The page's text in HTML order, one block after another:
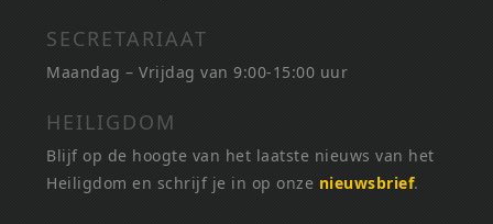
SECRETARIAAT
Maandag – Vrijdag van 9:00-15:00 uur
HEILIGDOM
Blijf op de hoogte van het laatste nieuws van het
Heiligdom en schrijf je in op onze nieuwsbrief.